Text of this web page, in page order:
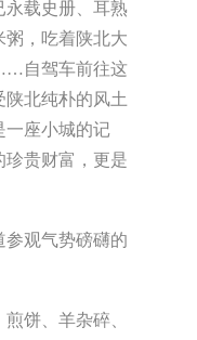
永载史册、耳熟
粥，吃着陕北大
自驾车前往这
北纯朴的风土
一座小城的记
珍贵财富，更是
参观气势磅礴的
饼、羊杂碎、